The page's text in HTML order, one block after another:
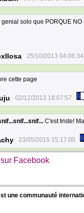
genial solo que PORQUE NO
25/10/2013 04:06:34
cette page
02/12/2013 18:07:57
C'est triste!
23/05/2015 15:17:00
Facebook
une communauté